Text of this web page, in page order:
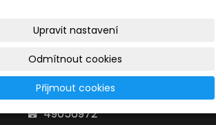
Kontakty
ZUŠ Žirovnice
Branka 1, 394 68 Žirovnice
49056972
Upravit nastavení
Odmítnout cookies
Přijmout cookies